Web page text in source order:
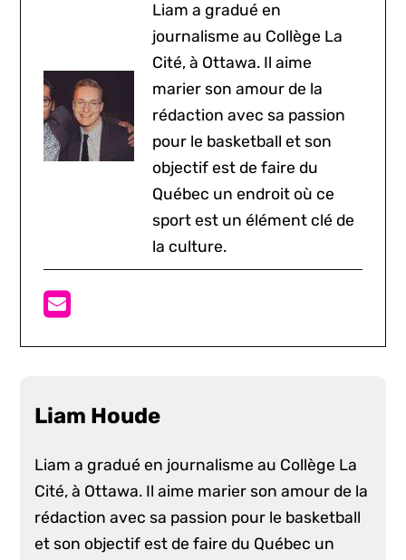
Liam a gradué en
journalisme au Collège La
Cité, à Ottawa. Il aime
marier son amour de la
rédaction avec sa passion
pour le basketball et son
objectif est de faire du
Québec un endroit où ce
sport est un élément clé de
la culture.
Liam Houde
Liam a gradué en journalisme au Collège La
Cité, à Ottawa. Il aime marier son amour de la
rédaction avec sa passion pour le basketball
et son objectif est de faire du Québec un